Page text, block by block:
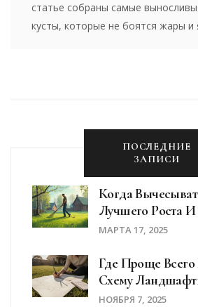
статье собраны самые
кусты, которые не боятся жары и
ПОСЛЕДНИЕ
ЗАПИСИ
Когда
Лучшего Роста И
МАРТА 17, 2025
Где Проще Всего
Схему
Дома?
НОЯБРЯ 7, 2025